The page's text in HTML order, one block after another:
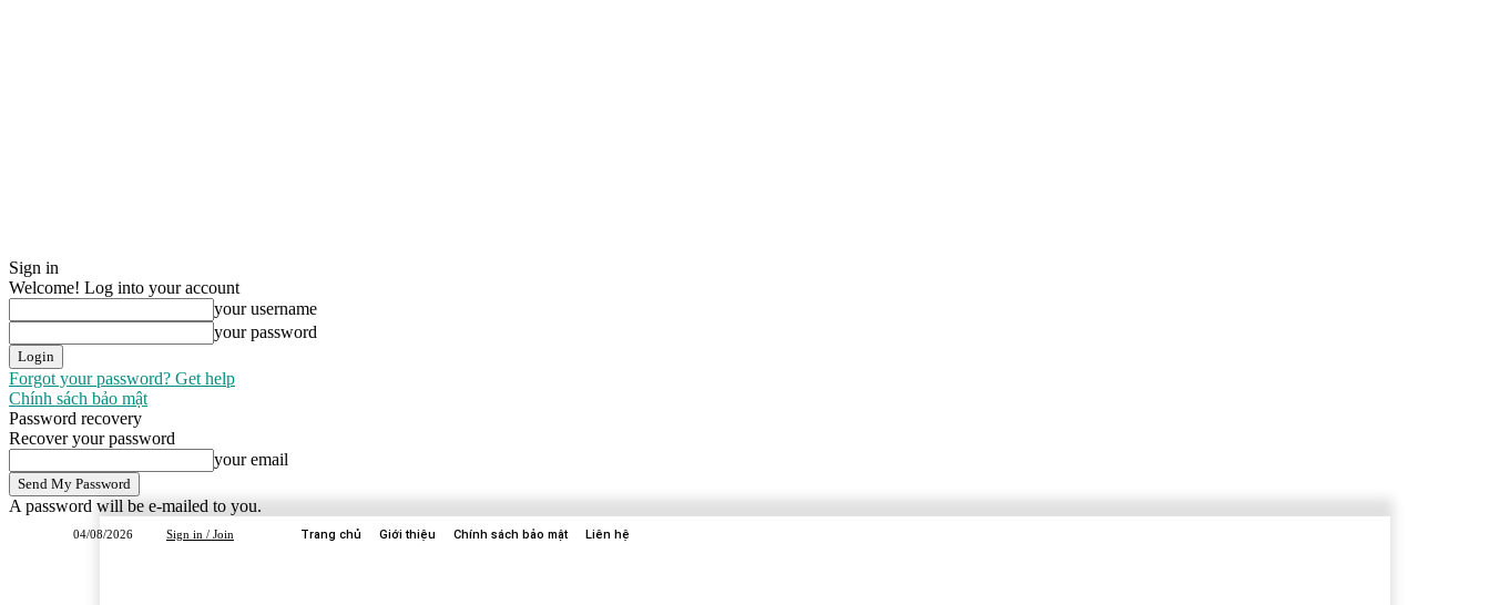
Sign in
Welcome! Log into your account
your username
your password
Forgot your password? Get help
Chính sách bảo mật
Password recovery
Recover your password
your email
A password will be e-mailed to you.
04/08/2026 Sign in / Join Trang chủ Giới thiệu Chính sách bảo mật Liên hệ